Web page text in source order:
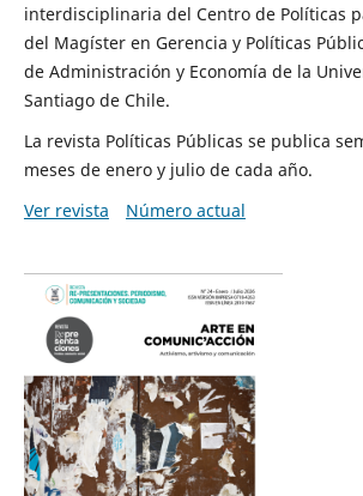
interdisciplinaria del Centro de Políticas
del Magíster en Gerencia y Políticas
de Administración y Economía de la
Santiago de Chile.
La revista Políticas Públicas se publica
meses de enero y julio de cada año.
Ver revista
Número actual